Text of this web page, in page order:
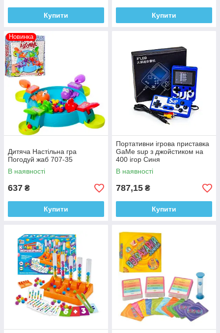
Купити Купити
Новинка
Дитяча Настільна гра
Погодуй жаб 707-35
В наявності
637 ₴
Купити
Портативни ігрова приставка
GaMe sup з джойстиком на
400 ігор Синя
В наявності
787,15 ₴
Купити